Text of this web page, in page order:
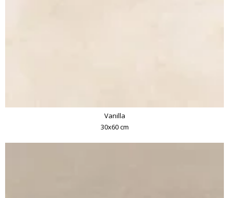
Vanilla
30x60 cm